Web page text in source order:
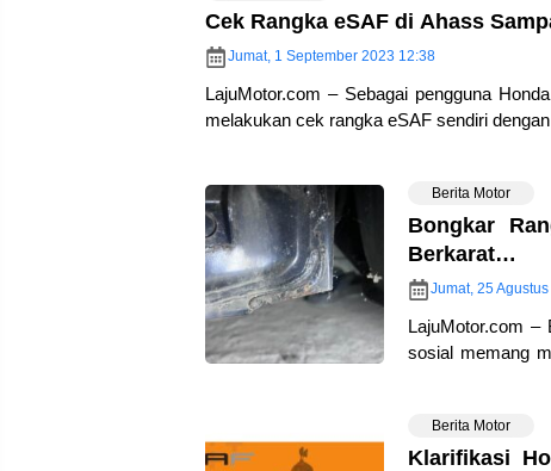
Cek Rangka eSAF di Ahass
Jumat, 1 September 2023 12:38
LajuMotor.com – Sebagai pengguna
melakukan cek rangka eSAF sendiri
Berita Motor
Bongkar
Berkarat…
Jumat, 25
LajuMotor.com –
sosial memang
Berita Motor
Klarifikasi